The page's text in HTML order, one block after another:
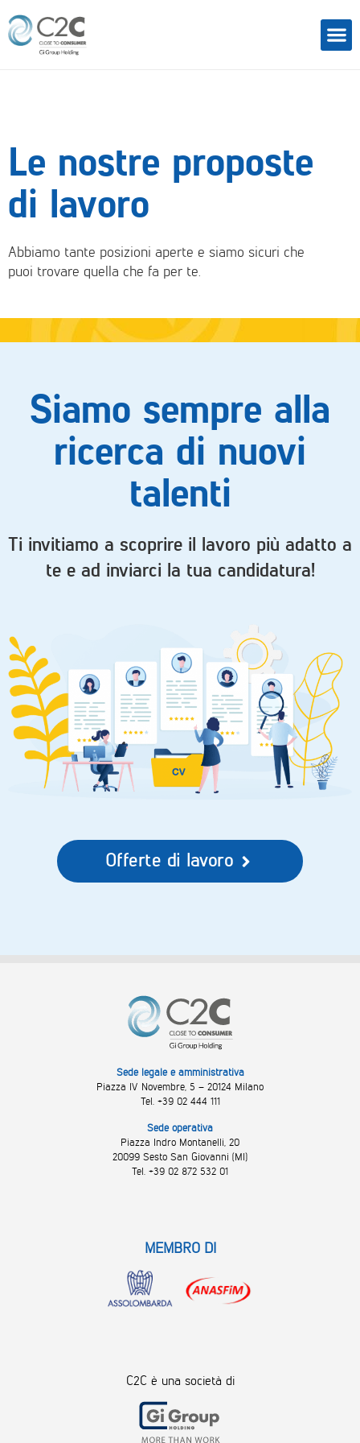
Le nostre proposte
di lavoro
Abbiamo tante posizioni aperte e siamo sicuri che
puoi trovare quella che fa per te.
Siamo sempre alla
ricerca di nuovi
talenti
Ti invitiamo a scoprire il lavoro più adatto a
te e ad inviarci la tua candidatura!
Offerte di lavoro
Sede legale e amministrativa
Piazza IV Novembre, 5 – 20124 Milano
Tel. +39 02 444 111
Sede operativa
Piazza Indro Montanelli, 20
20099 Sesto San Giovanni (MI)
Tel. +39 02 872 532 01
MEMBRO DI
C2C è una società di